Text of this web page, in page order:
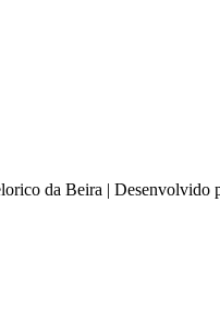
da Beira | Desenvolvido